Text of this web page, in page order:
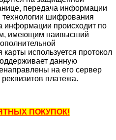
передача информации
шифрования
информации происходит по
имеющим наивысший
используется протокол
данную
на его сервер
платежа.
ПОКУПОК!